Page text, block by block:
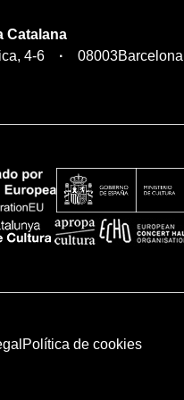
Catalana
4-6
08003Barcelona
Política de cookies